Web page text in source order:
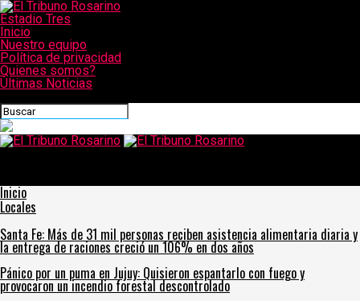
Estadio Tres
Inicio
Nuestro equipo
Política de privacidad
Quienes somos?
Últimas Noticias
Inicio
Locales
Santa Fe: Más de 31 mil personas reciben asistencia alimentaria diaria y
la entrega de raciones creció un 106% en dos años
Pánico por un puma en Jujuy: Quisieron espantarlo con fuego y
provocaron un incendio forestal descontrolado